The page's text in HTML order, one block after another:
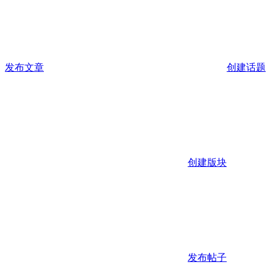
发布文章 创建话题
创建版块
发布帖子